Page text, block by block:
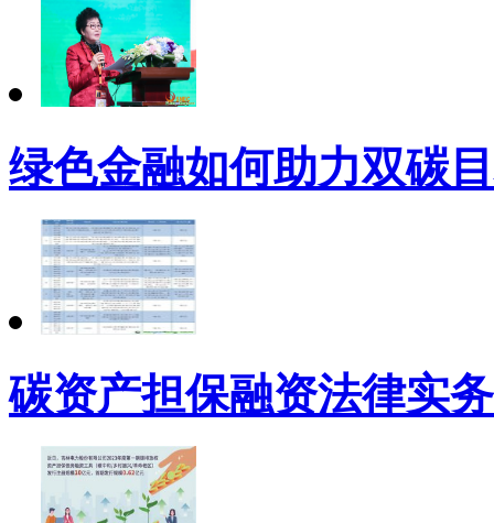
绿色金融如何助力双碳
碳资产担保融资法律实